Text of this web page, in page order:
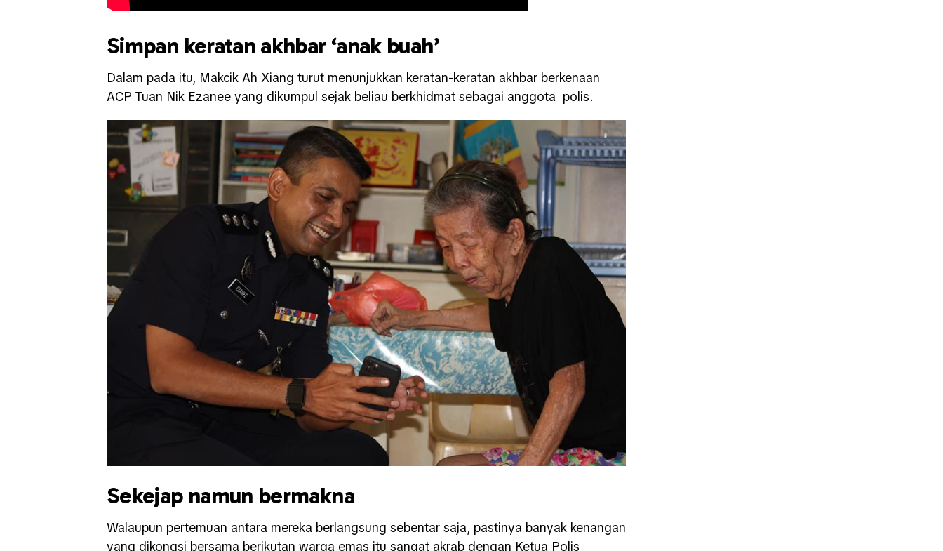
Simpan keratan akhbar ‘anak buah’
Dalam pada itu, Makcik Ah Xiang turut menunjukkan keratan-keratan akhbar berkenaan
ACP Tuan Nik Ezanee yang dikumpul sejak beliau berkhidmat sebagai anggota polis.
Sekejap namun bermakna
Walaupun pertemuan antara mereka berlangsung sebentar saja, pastinya banyak kenangan
yang dikongsi bersama berikutan warga emas itu sangat akrab dengan Ketua Polis